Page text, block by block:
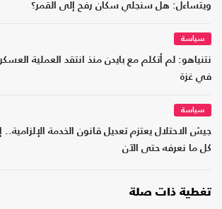
ويتساءل: هل سنجلي سكان رفح إلى القمر؟
سياسة
نتنياهو: لم أتكلم مع بايدن منذ انتقد العملية
في غزة
سياسة
جيش الاحتلال يعتزم تعديل قانون الخدمة الإلزامية..
كل ما نعرفه حتى الآن
تغطية ذات صلة